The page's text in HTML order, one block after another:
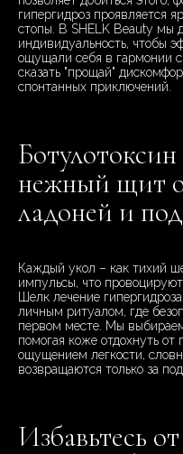
гипергидроз проявляется
стопы. В SHELK Beauty мы
индивидуальность, чтобы
ощущали себя в гармонии
сказать "прощай"
спонтанных приключений.
Ботулотоксин
нежный щит
ладоней и
Каждый укол – как тихий
импульсы, что
Шелк лечение
личным ритуалом, где
первом месте. Мы выбираем
помогая коже отдохнуть от
ощущением легкости,
возвращаются только за
Избавьтесь